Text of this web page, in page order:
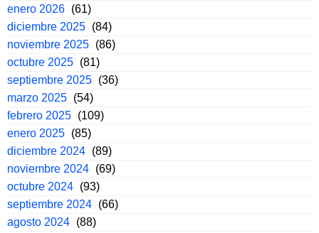
enero 2026 (61)
diciembre 2025 (84)
noviembre 2025 (86)
octubre 2025 (81)
septiembre 2025 (36)
marzo 2025 (54)
febrero 2025 (109)
enero 2025 (85)
diciembre 2024 (89)
noviembre 2024 (69)
octubre 2024 (93)
septiembre 2024 (66)
agosto 2024 (88)